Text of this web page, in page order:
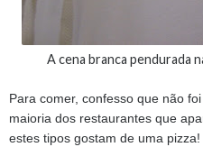
A cena branca pendurada
Para comer, confesso que não
maioria dos restaurantes que
estes tipos gostam de uma